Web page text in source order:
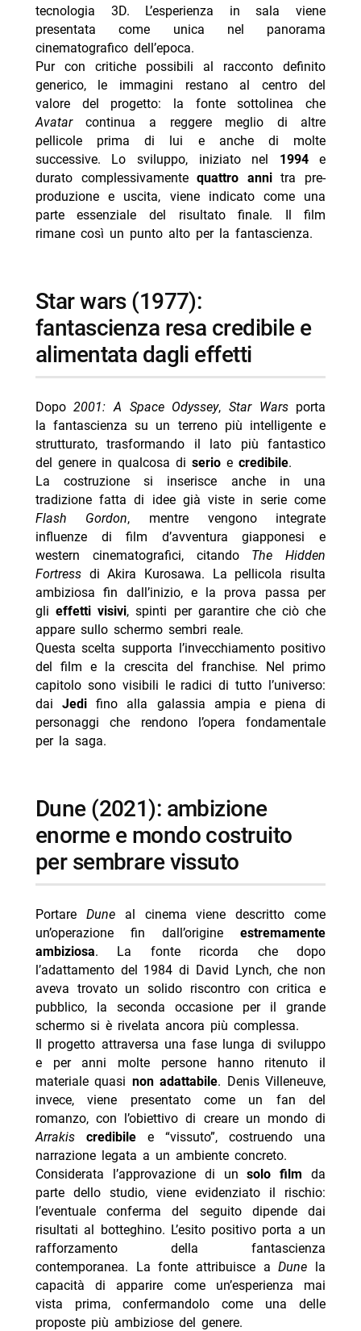
tecnologia 3D. L’esperienza in sala viene
presentata come unica nel panorama
cinematografico dell’epoca.
Pur con critiche possibili al racconto definito
generico, le immagini restano al centro del
valore del progetto: la fonte sottolinea che
Avatarcontinua a reggere meglio di altre
pellicole prima di lui e anche di molte
successive. Lo sviluppo, iniziato nel 1994e
durato complessivamentequattro annitra pre-
produzione e uscita, viene indicato come una
parte essenziale del risultato finale. Il film
rimane così un punto alto per la fantascienza.
star wars (1977):
fantascienza resa credibile e
alimentata dagli effetti
Dopo2001: A Space Odyssey, Star Warsporta
la fantascienza su un terreno più intelligente e
strutturato, trasformando il lato più fantastico
del genere in qualcosa di serioe credibile.
La costruzione si inserisce anche in una
tradizione fatta di idee già viste in serie come
Flash Gordon, mentre vengono integrate
influenze di film d’avventura giapponesi e
western cinematografici, citando The Hidden
Fortressdi Akira Kurosawa. La pellicola risulta
ambiziosa fin dall’inizio, e la prova passa per
glieffetti visivi, spinti per garantire che ciò che
appare sullo schermo sembri reale.
Questa scelta supporta l’invecchiamento positivo
del film e la crescita del franchise. Nel primo
capitolo sono visibili le radici di tutto l’universo:
daiJedi fino alla galassia ampia e piena di
personaggi che rendono l’opera fondamentale
per la saga.
dune (2021): ambizione
enorme e mondo costruito
per sembrare vissuto
Portare Duneal cinema viene descritto come
un’operazione fin dall’origineestremamente
ambiziosa. La fonte ricorda che dopo
l’adattamento del 1984 di David Lynch, che non
aveva trovato un solido riscontro con critica e
pubblico, la seconda occasione per il grande
schermo si è rivelata ancora più complessa.
Il progetto attraversa una fase lunga di sviluppo
e per anni molte persone hanno ritenuto il
materiale quasi non adattabile. Denis Villeneuve,
invece, viene presentato come un fan del
romanzo, con l’obiettivo di creare un mondo di
Arrakis
credibilee “vissuto”, costruendo una
narrazione legata a un ambiente concreto.
Considerata l’approvazione di unsolo film da
parte dello studio, viene evidenziato il rischio:
l’eventuale conferma del seguito dipende dai
risultati al botteghino. L’esito positivo porta a un
rafforzamento della fantascienza
contemporanea. La fonte attribuisce aDune la
capacità di apparire come un’esperienza mai
vista prima, confermandolo come una delle
proposte più ambiziose del genere.